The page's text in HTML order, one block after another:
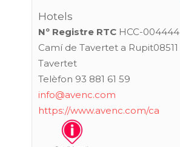
Hotels
Nº Registre RTC HCC-004444
Camí de Tavertet a Rupit08511
Tavertet
Telèfon 93 881 61 59
info@avenc.com
https://www.avenc.com/ca